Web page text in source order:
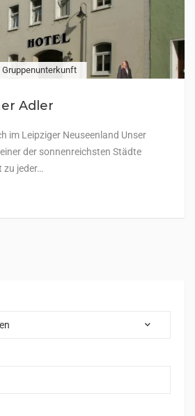
Gruppenunterkunft
Adler
im Leipziger Neuseenland Unser
der sonnenreichsten Städte
zu jeder…